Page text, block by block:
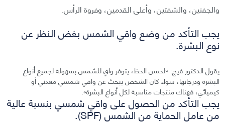
والجفنين، والشفتين، وأعلى القدمين، وفروة الرأس.
يجب التأكد من وضع واقي الشمس بغض النظر عن
نوع البشرة.
يقول الدكتور فيج: «لحسن الحظ، يتوفر واقٍ للشمس بسهولة لجميع أنواع
البشرة ودرجاتها، سواء كان الشخص يبحث عن واقي شمسي معدني أو
كيميائي، فهناك منتجات مناسبة لكل أنواع البشرة».
يجب التأكد من الحصول على واقي شمسي بنسبة عالية
من عامل الحماية من الشمس (SPF).